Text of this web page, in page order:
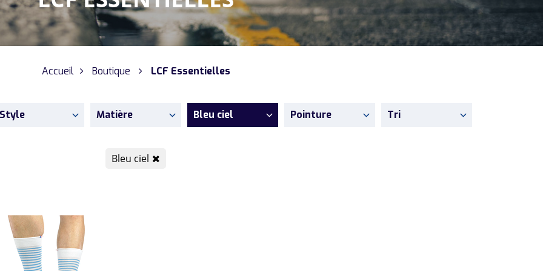
Accueil Boutique LCF Essentielles
Style Matière Bleu ciel Pointure Tri
Bleu ciel